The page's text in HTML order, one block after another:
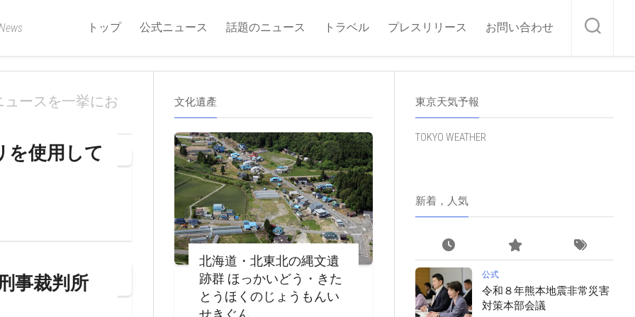
トップ 公式ニュース 話題のニュース トラベル プレスリリース お問い合わせ
ースを一挙にお
を使用して
事裁判所
東京天気予報
TOKYO WEATHER
新着，人気
公式
令和８年熊本地震非常災害
対策本部会議
文化遺產
北海道・北東北の縄文遺
跡群 ほっかいどう・きた
とうほくのじょうもんい
せきぐん